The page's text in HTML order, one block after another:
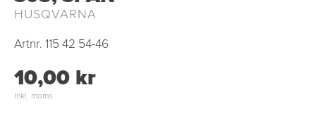
HUSQVARNA
Artnr.115 42 54-46
10,00 kr
Inkl. moms